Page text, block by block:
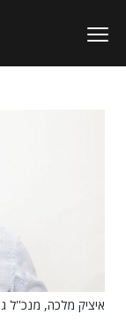
איציק מלכה, מנכ''ל